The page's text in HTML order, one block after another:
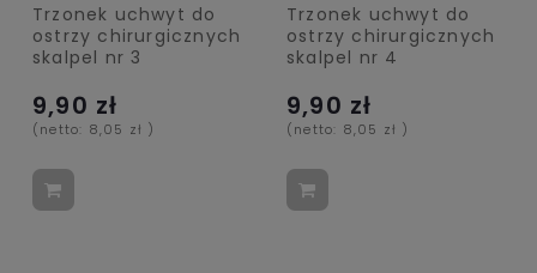
Trzonek uchwyt do
ostrzy chirurgicznych
skalpel nr 3
9,90 zł
(netto: 8,05 zł )
Trzonek uchwyt do
ostrzy chirurgicznych
skalpel nr 4
9,90 zł
(netto: 8,05 zł )